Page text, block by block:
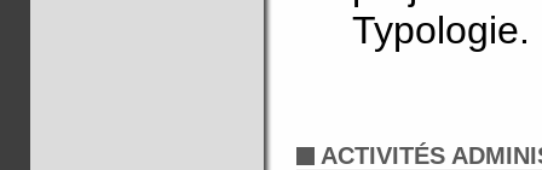
Typologie.
ACTIVITÉS